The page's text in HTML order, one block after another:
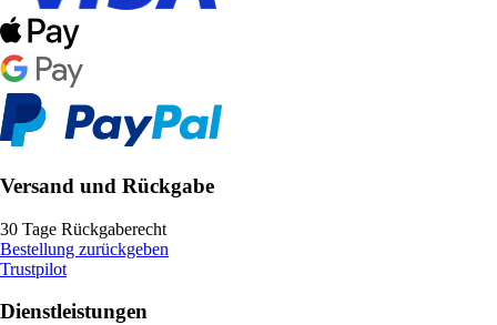
Versand und Rückgabe
30 Tage Rückgaberecht
Bestellung zurückgeben
Trustpilot
Dienstleistungen